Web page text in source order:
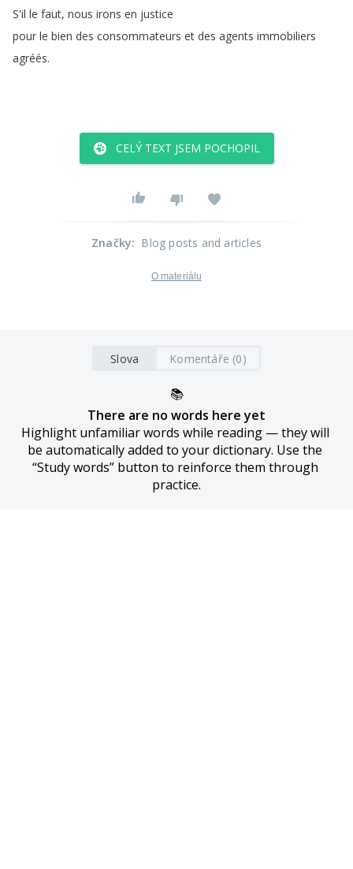
S'il le faut, nous irons en justice
pour le bien des consommateurs et des agents immobiliers
agréés.
CELÝ TEXT JSEM POCHOPIL
Značky: Blog posts and articles
O materiálu
Slova Komentáře (0)
📚
There are no words here yet
Highlight unfamiliar words while reading — they will
be automatically added to your dictionary. Use the
“Study words” button to reinforce them through
practice.